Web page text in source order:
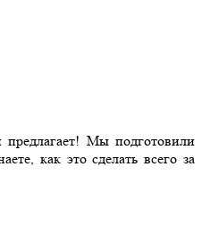
предлагает! Мы подготовили
как это сделать всего за